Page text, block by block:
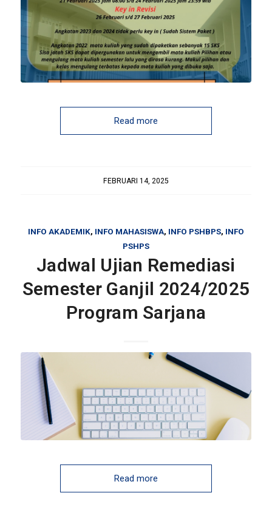
Read more
FEBRUARI 14, 2025
INFO AKADEMIK, INFO MAHASISWA, INFO PSHBPS, INFO
PSHPS
Jadwal Ujian Remediasi
Semester Ganjil 2024/2025
Program Sarjana
Read more